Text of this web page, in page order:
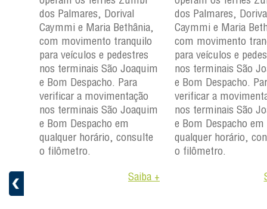
+
dos Palmares, Dorival
Caymmi e Maria Bethânia,
com movimento tranquilo
para veículos e pedestres
nos terminais São Joaquim
e Bom Despacho. Para
verificar a movimentação
nos terminais São Joaquim
e Bom Despacho em
qualquer horário, consulte
o filômetro.
Saiba +
dos Palmares,
Caymmi e Maria
com movimento
para veículos e
nos terminais São
e Bom Despacho.
verificar a
nos terminais São
e Bom Despacho em
qualquer horário,
o filômetro.